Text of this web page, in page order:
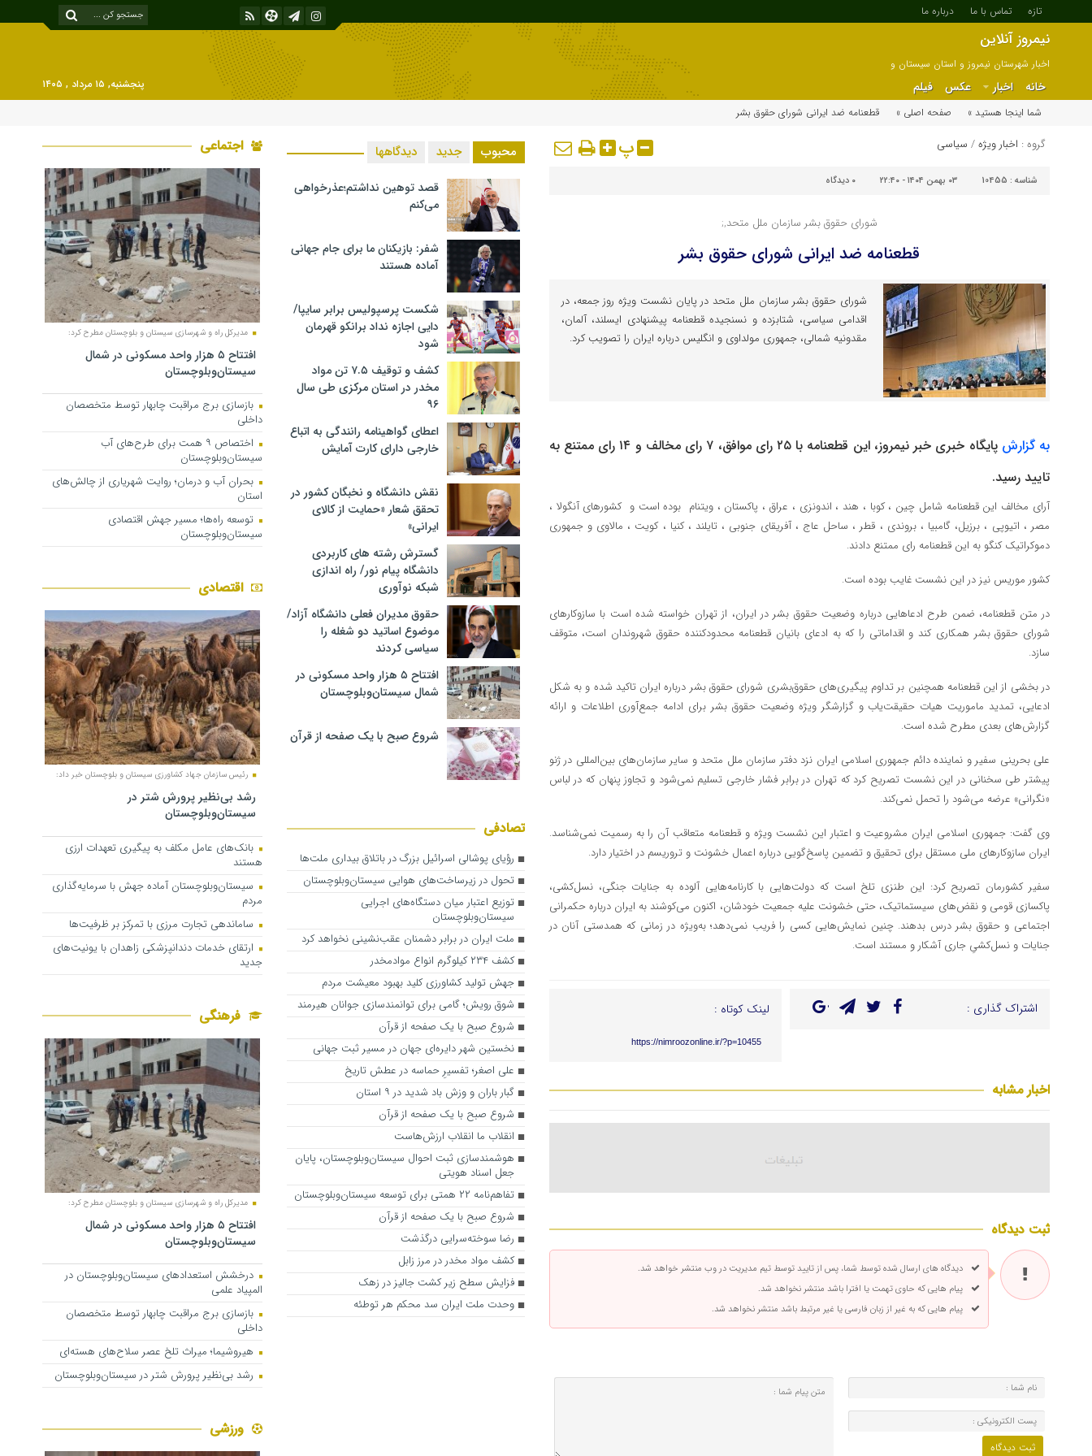
تازه تماس با ما درباره ما
نیمروز آنلاین
اخبار شهرستان نیمروز و استان سیستان و
بلوچستان
خانه اخبار عکس فیلم
پنجشنبه, ۱۵ مرداد , ۱۴۰۵
شما اینجا هستید »
صفحه اصلی » قطعنامه ضد ایرانی شورای حقوق بشر
گروه : اخبار ویژه/ سیاسی پ
شناسه : 10455 ۰۳ بهمن ۱۴۰۴ - ۲۲:۴۰ ۰ دیدگاه
شورای حقوق بشر سازمان ملل متحد,;
قطعنامه ضد ایرانی شورای حقوق بشر
شورای حقوق بشر سازمان ملل متحد در پایان نشست ویژه روز جمعه، در
اقدامی سیاسی، شتابزده و نسنجیده قطعنامه پیشنهادی ایسلند، آلمان،
مقدونیه شمالی، جمهوری مولداوی و انگلیس درباره ایران را تصویب کرد.
به گزارش پایگاه خبری خبر نیمروز
، این قطعنامه با ۲۵ رای موافق، ۷ رای مخالف و ۱۴ رای ممتنع به
تایید رسید.
آرای مخالف این قطعنامه شامل چین ، کوبا ، هند ، اندونزی ، عراق ، پاکستان ، ویتنام بوده است و کشورهای آنگولا ،
مصر ، اتیوپی ، برزیل، گامبیا ، بروندی ، قطر ، ساحل عاج ، آفریقای جنوبی ، تایلند ، کنیا ، کویت ، مالاوی و جمهوری
دموکراتیک کنگو به این قطعنامه رای ممتنع دادند.
کشور موریس نیز در این نشست غایب بوده است.
در متن قطعنامه، ضمن طرح ادعاهایی درباره وضعیت حقوق بشر در ایران، از تهران خواسته شده است با سازوکارهای
شورای حقوق بشر همکاری کند و اقداماتی را که به ادعای بانیان قطعنامه محدودکننده حقوق شهروندان است، متوقف
سازد.
در بخشی از این قطعنامه همچنین بر تداوم پیگیری‌های حقوق‌بشری شورای حقوق بشر درباره ایران تاکید شده و به شکل
ادعایی، تمدید ماموریت هیات حقیقت‌یاب و گزارشگر ویژه وضعیت حقوق بشر برای ادامه جمع‌آوری اطلاعات و ارائه
گزارش‌های بعدی مطرح شده است.
علی بحرینی سفیر و نماینده دائم جمهوری اسلامی ایران نزد دفتر سازمان ملل متحد و سایر سازمان‌های بین‌المللی در ژنو
پیشتر طی سخنانی در این نشست تصریح کرد که تهران در برابر فشار خارجی تسلیم نمی‌شود و تجاوز پنهان که در لباس
«نگرانی» عرضه می‌شود را تحمل نمی‌کند.
وی گفت: جمهوری اسلامی ایران مشروعیت و اعتبار این نشست ویژه و قطعنامه متعاقب آن را به رسمیت نمی‌شناسد.
ایران سازوکارهای ملی مستقل برای تحقیق و تضمین پاسخ‌گویی درباره اعمال خشونت و تروریسم در اختیار دارد.
سفیر کشورمان تصریح کرد: این طنزی تلخ است که دولت‌هایی با کارنامه‌هایی آلوده به جنایات جنگی، نسل‌کشی،
پاکسازی قومی و نقض‌های سیستماتیک، حتی خشونت علیه جمعیت خودشان، اکنون می‌کوشند به ایران درباره حکمرانی
اجتماعی و حقوق بشر درس بدهند. چنین نمایش‌هایی کسی را فریب نمی‌دهد؛ به‌ویژه در زمانی که همدستی آنان در
جنایات و نسل‌کشیِ جاری آشکار و مستند است.
اشتراک گذاری : لینک کوتاه :
https://nimroozonline.ir/?p=10455
اخبار مشابه
ثبت دیدگاه
دیدگاه های ارسال شده توسط شما، پس از تایید توسط تیم مدیریت در وب منتشر خواهد شد.
پیام هایی که حاوی تهمت یا افترا باشد منتشر نخواهد شد.
پیام هایی که به غیر از زبان فارسی یا غیر مرتبط باشد منتشر نخواهد شد.
محبوب جدید دیدگاهها
قصد توهین نداشتم؛عذرخواهی
می‌کنم
شفر: بازیکنان ما برای جام جهانی
آماده هستند
شکست پرسپولیس برابر سایپا/
دایی اجازه نداد برانکو قهرمان
شود
کشف و توقیف ۷.۵ تن مواد
مخدر در استان مرکزی طی سال
۹۶
اعطای گواهینامه رانندگی به اتباع
خارجی دارای کارت آمایش
نقش دانشگاه و نخبگان کشور در
تحقق شعار «حمایت از کالای
ایرانی»
گسترش رشته های کاربردی
دانشگاه پیام نور/ راه اندازی
شبکه نوآوری
حقوق مدیران فعلی دانشگاه آزاد/
موضوع اساتید دو شغله را
سیاسی کردند
افتتاح ۵ هزار واحد مسکونی در
شمال سیستان‌وبلوچستان
شروع صبح با یک صفحه از قرآن
تصادفی
رؤیای پوشالی اسرائیل بزرگ در باتلاق بیداری ملت‌ها
تحول در زیرساخت‌های هوایی سیستان‌وبلوچستان
توزیع اعتبار میان دستگاه‌های اجرایی
سیستان‌وبلوچستان
ملت ایران در برابر دشمنان عقب‌نشینی نخواهد کرد
کشف ۲۳۴ کیلوگرم انواع موادمخدر
جهش تولید کشاورزی کلید بهبود معیشت مردم
شوق رویش؛ گامی برای توانمندسازی جوانان هیرمند
شروع صبح با یک صفحه از قرآن
نخستین شهر دایره‌ای جهان در مسیر ثبت جهانی
علی اصغر؛ تفسیرِ حماسه در عطش تاریخ
گبار باران و وزش باد شدید در ۹ استان
شروع صبح با یک صفحه از قرآن
انقلاب ما انقلاب ارزش‌هاست
هوشمندسازی ثبت‌ احوال سیستان‌وبلوچستان، پایان
جعل اسناد هویتی
تفاهم‌نامه ۲۲ همتی برای توسعه سیستان‌وبلوچستان
شروع صبح با یک صفحه از قرآن
رضا سوخته‌سرایی درگذشت
کشف مواد مخدر در مرز زابل
فزایش سطح زیر کشت جالیز در زهک
وحدت ملت ایران سد محکم هر توطئه
اجتماعی
مدیرکل راه و شهرسازی سیستان و بلوچستان مطرح کرد:
افتتاح ۵ هزار واحد مسکونی در شمال
سیستان‌وبلوچستان
بازسازی برج مراقبت چابهار توسط متخصصان
داخلی
اختصاص ۹ همت برای طرح‌های آب
سیستان‌وبلوچستان
بحران آب و درمان؛ روایت شهریاری از چالش‌های
استان
توسعه راه‌ها؛ مسیر جهش اقتصادی
سیستان‌وبلوچستان
اقتصادی
رئیس سازمان جهاد کشاورزی سیستان و بلوچستان خبر داد:
رشد بی‌نظیر پرورش شتر در
سیستان‌وبلوچستان
بانک‌های عامل مکلف به پیگیری تعهدات ارزی
هستند
سیستان‌وبلوچستان آماده جهش با سرمایه‌گذاری
مردم
ساماندهی تجارت مرزی با تمرکز بر ظرفیت‌ها
ارتقای خدمات دندانپزشکی زاهدان با یونیت‌های
جدید
فرهنگی
مدیرکل راه و شهرسازی سیستان و بلوچستان مطرح کرد:
افتتاح ۵ هزار واحد مسکونی در شمال
سیستان‌وبلوچستان
درخشش استعدادهای سیستان‌وبلوچستان در
المپیاد علمی
بازسازی برج مراقبت چابهار توسط متخصصان
داخلی
هیروشیما؛ میراث تلخ عصر سلاح‌های هسته‌ای
رشد بی‌نظیر پرورش شتر در سیستان‌وبلوچستان
ورزشی